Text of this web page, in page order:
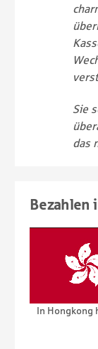
Sie
das
Bezahlen
In Hongkong